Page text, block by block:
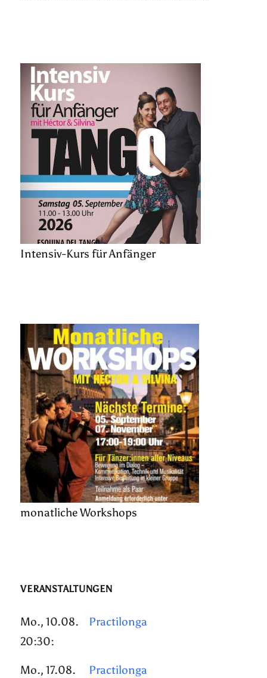
Intensiv-Kurs für Anfänger
monatliche Workshops
VERANSTALTUNGEN
Mo., 10.08.
20:30:
Practilonga
Mo., 17.08. Practilonga